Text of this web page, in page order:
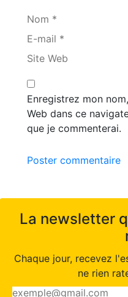
Nom *
E-mail *
Site Web
Enregistrez mon
Web dans ce
que je commenterai.
Poster commentaire
La newsletter
Chaque jour, recevez
ne rien